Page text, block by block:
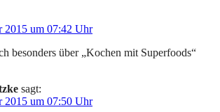
2015 um 07:42 Uhr
besonders über „Kochen mit Superfoods“
sagt:
2015 um 07:50 Uhr